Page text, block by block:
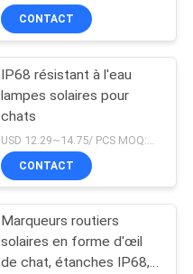
CONTACT
IP68 résistant à l'eau
lampes solaires pour
chats
USD 12.29~14.75/ PCS MOQ:PCs 1
CONTACT
Marqueurs routiers
solaires en forme d'œil
de chat, étanches IP68,